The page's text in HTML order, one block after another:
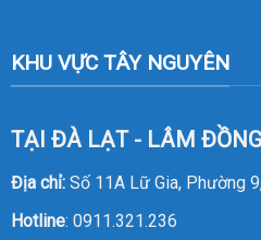
KHU VỰC TÂY NGUYÊN
TẠI ĐÀ LẠT - LÂM ĐỒNG
Địa chỉ:Số 11A Lữ Gia, Phường
Hotline: 0911.321.236